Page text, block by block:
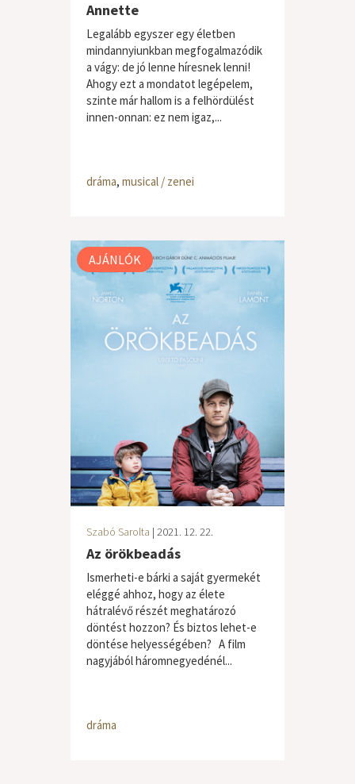
Annette
Legalább egyszer egy életben
mindannyiunkban megfogalmazódik
a vágy: de jó lenne híresnek lenni!
Ahogy ezt a mondatot legépelem,
szinte már hallom is a felhördülést
innen-onnan: ez nem igaz,...
dráma, musical / zenei
AJÁNLÓK
Szabó Sarolta | 2021. 12. 22.
Az örökbeadás
Ismerheti-e bárki a saját gyermekét
eléggé ahhoz, hogy az élete
hátralévő részét meghatározó
döntést hozzon? És biztos lehet-e
döntése helyességében? A film
nagyjából háromnegyedénél...
dráma